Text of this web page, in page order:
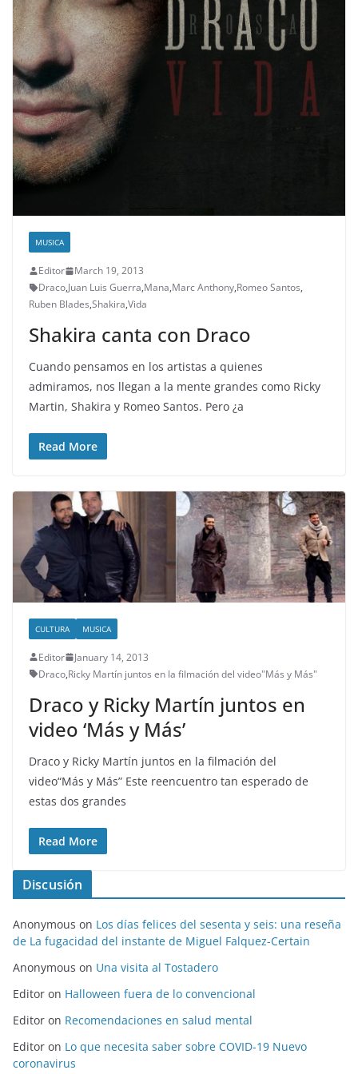
MUSICA
Editor
March 19, 2013
Draco,Juan Luis Guerra,Mana,Marc Anthony,Romeo Santos,
Ruben Blades,Shakira,Vida
Shakira canta con Draco
Cuando pensamos en los artistas a quienes
admiramos, nos llegan a la mente grandes como Ricky
Martin, Shakira y Romeo Santos. Pero ¿a
Read More
CULTURA MUSICA
Editor
January 14, 2013
Draco,Ricky Martín juntos en la filmación del video"Más y Más"
Draco y Ricky Martín juntos en
video ‘Más y Más’
Draco y Ricky Martín juntos en la filmación del
video“Más y Más” Este reencuentro tan esperado de
estas dos grandes
Read More
Discusión
Anonymous on Los días felices del sesenta y seis: una reseña
de La fugacidad del instante de Miguel Falquez-Certain
Anonymous on Una visita al Tostadero
Editor on Halloween fuera de lo convencional
Editor on Recomendaciones en salud mental
Editor on Lo que necesita saber sobre COVID-19 Nuevo
coronavirus